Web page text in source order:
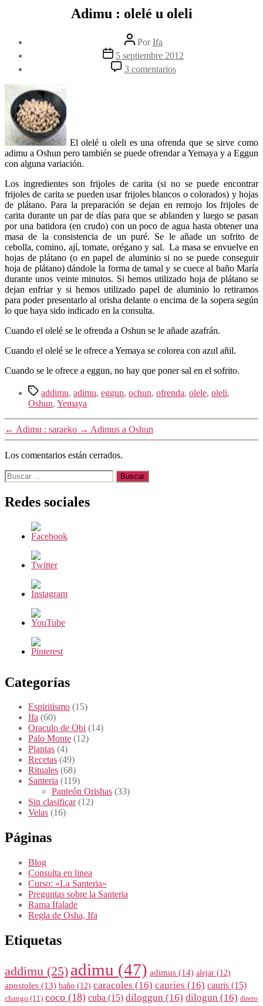
Adimu : olelé u oleli
Autor
de
la
entrada
PorIfa
Fecha5 septiembre 2012
3 comentariosen
Adimu
El olelé u oleli es una ofrenda que se sirve como
adimu a Oshun pero también se puede ofrendar a Yemaya y a Eggun
con alguna variación.
Los ingredientes son frijoles de carita (si no se puede encontrar
frijoles de carita se pueden usar frijoles blancos o colorados) y hojas
de plátano. Para la preparación se dejan en remojo los frijoles de
carita durante un par de días para que se ablanden y luego se pasan
por una batidora (en crudo) con un poco de agua hasta obtener una
masa de la consistencia de un puré. Se le añade un sofrito de
cebolla, comino, ají, tomate, orégano y sal. La masa se envuelve en
hojas de plátano (o en papel de aluminio si no se puede conseguir
hoja de plátano) dándole la forma de tamal y se cuece al baño María
durante unos veinte minutos. Si hemos utilizado hoja de plátano se
dejan enfriar y si hemos utilizado papel de aluminio lo retiramos
para poder presentarlo al orisha delante o encima de la sopera según
lo que haya sido indicado en la consulta.
Cuando el olelé se le ofrenda a Oshun se le añade azafrán.
Cuando el olelé se le ofrece a Yemaya se colorea con azul añil.
Cuando se le ofrece a eggun, no hay que poner sal en el sofrito.
Etiquetas
addimu, adimu, eggun, ochun, ofrenda, olele, oleli,
Oshun, Yemaya
← Adimu : saraeko → Adimus a Oshun
Los comentarios están cerrados.
Buscar:
Redes sociales
Categorías
Espiritismo (15)
Ifa (60)
Oraculo de Obi (14)
Palo Monte (12)
Plantas (4)
Recetas (49)
Rituales (68)
Santeria (119)
Panteón Orishas (33)
Sin clasificar(12)
Velas (16)
Páginas
Blog
Consulta en linea
Curso: «La Santeria»
Preguntas sobre la Santeria
Rama Ifalade
Regla de Osha, Ifa
Etiquetas
addimu (25) adimu (47) adimus (14) alejar (12)
apostoles (13) baño (12) caracoles (16) cauries (16) cauris (15)
chango (11) coco (18) cuba (15) diloggun (16) dilogun (16) dinero